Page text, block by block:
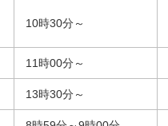
10時30分～
11時00分～
13時30分～